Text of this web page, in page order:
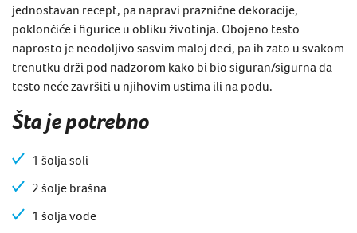
jednostavan recept, pa napravi praznične dekoracije,
poklončiće i figurice u obliku životinja. Obojeno testo
naprosto je neodoljivo sasvim maloj deci, pa ih zato u svakom
trenutku drži pod nadzorom kako bi bio siguran/sigurna da
testo neće završiti u njihovim ustima ili na podu.
Šta je potrebno
1 šolja soli
2 šolje brašna
1 šolja vode